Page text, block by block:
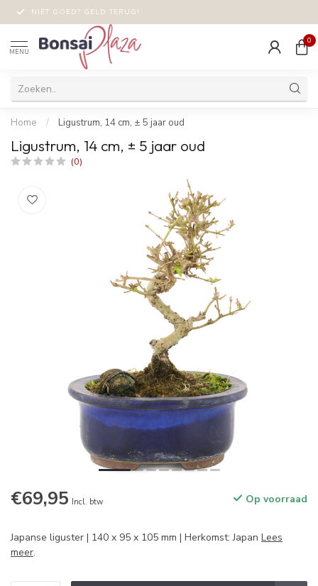
NIET GOED? GELD TERUG!
MENU
0
Home / Ligustrum, 14 cm, ± 5 jaar oud
Ligustrum, 14 cm, ± 5 jaar oud
(0)
€69,95 Incl. btw Op voorraad
Japanse liguster | 140 x 95 x 105 mm | Herkomst: Japan Lees
meer.